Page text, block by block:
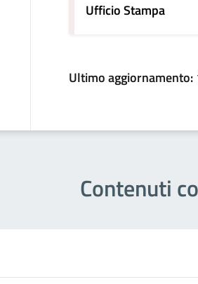
Ufficio Stampa
Ultimo aggiornamento:
Contenuti